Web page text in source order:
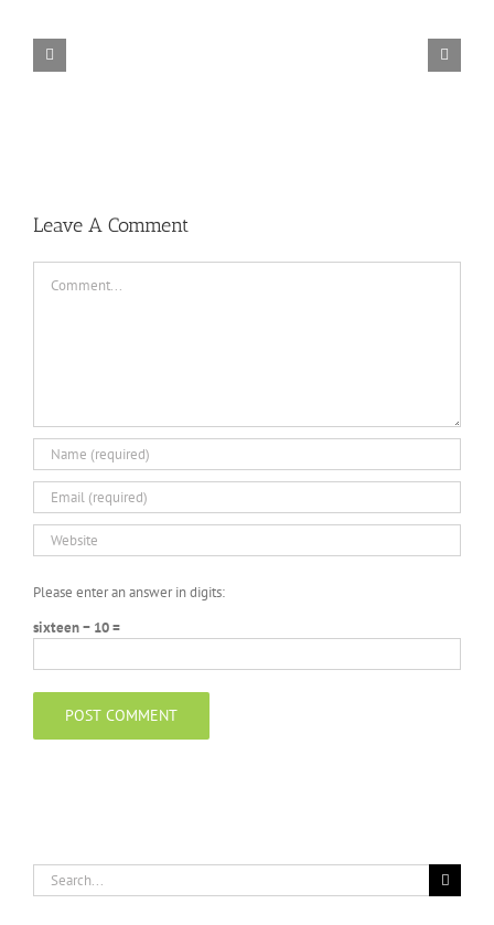
Leave A Comment
Please enter an answer in digits:
sixteen − 10 =
Search
for: